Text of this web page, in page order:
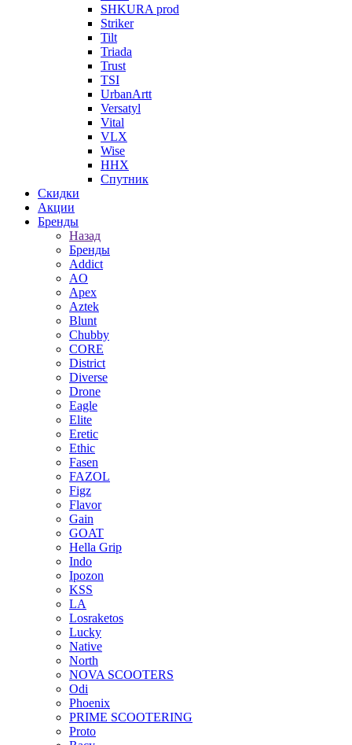
SHKURA рrоd
Striker
Tilt
Triada
Trust
TSI
UrbanArtt
Versatyl
Vital
VLX
Wise
ННХ
Спутник
Скидки
Акции
Бренды
Назад
Бренды
Addict
AO
Apex
Aztek
Blunt
Chubby
CORE
District
Diverse
Drone
Eagle
Elite
Eretic
Ethic
Fasen
FAZOL
Figz
Flavor
Gain
GOAT
Hella Grip
Indo
Ipozon
KSS
LA
Losraketos
Lucky
Native
North
NOVA SCOOTERS
Odi
Phoenix
PRIME SCOOTERING
Proto